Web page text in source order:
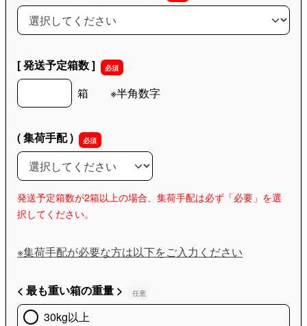
[ お売りいただける商品点数 ]
[ 発送予定箱数 ]
[ 発送予定箱数 ]箱 ※半角数字
( 集荷手配 )
( 集荷手配 )
発送予定箱数が2箱以上の場合、集荷手配は必ず「必要」を選
択してください。
※集荷手配が必要な方は以下をご入力ください
< 最も重い箱の重量 >
30kg以上